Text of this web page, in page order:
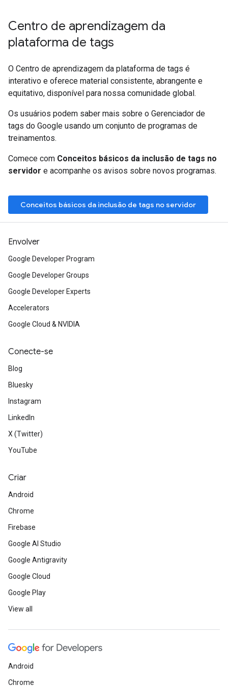
Centro de aprendizagem da
plataforma de tags
O Centro de aprendizagem da plataforma de tags é
interativo e oferece material consistente, abrangente e
equitativo, disponível para nossa comunidade global.
Os usuários podem saber mais sobre o Gerenciador de
tags do Google usando um conjunto de programas de
treinamentos.
Comece com Conceitos básicos da inclusão de tags no
servidor e acompanhe os avisos sobre novos programas.
Conceitos básicos da inclusão de tags no servidor
Envolver
Google Developer Program
Google Developer Groups
Google Developer Experts
Accelerators
Google Cloud & NVIDIA
Conecte-se
Blog
Bluesky
Instagram
LinkedIn
X (Twitter)
YouTube
Criar
Android
Chrome
Firebase
Google AI Studio
Google Antigravity
Google Cloud
Google Play
View all
Android
Chrome